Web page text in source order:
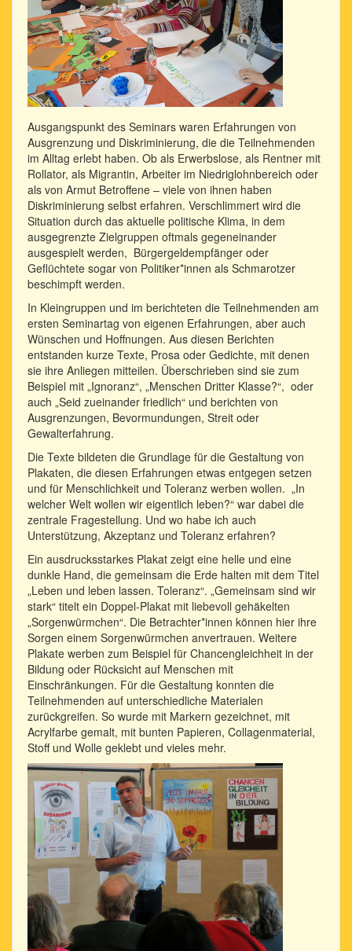
Ausgangspunkt des Seminars waren Erfahrungen von
Ausgrenzung und Diskriminierung, die die Teilnehmenden
im Alltag erlebt haben. Ob als Erwerbslose, als Rentner mit
Rollator, als Migrantin, Arbeiter im Niedriglohnbereich oder
als von Armut Betroffene – viele von ihnen haben
Diskriminierung selbst erfahren. Verschlimmert wird die
Situation durch das aktuelle politische Klima, in dem
ausgegrenzte Zielgruppen oftmals gegeneinander
ausgespielt werden, Bürgergeldempfänger oder
Geflüchtete sogar von Politiker*innen als Schmarotzer
beschimpft werden.
In Kleingruppen und im berichteten die Teilnehmenden am
ersten Seminartag von eigenen Erfahrungen, aber auch
Wünschen und Hoffnungen. Aus diesen Berichten
entstanden kurze Texte, Prosa oder Gedichte, mit denen
sie ihre Anliegen mitteilen. Überschrieben sind sie zum
Beispiel mit „Ignoranz“, „Menschen Dritter Klasse?“, oder
auch „Seid zueinander friedlich“ und berichten von
Ausgrenzungen, Bevormundungen, Streit oder
Gewalterfahrung.
Die Texte bildeten die Grundlage für die Gestaltung von
Plakaten, die diesen Erfahrungen etwas entgegen setzen
und für Menschlichkeit und Toleranz werben wollen. „In
welcher Welt wollen wir eigentlich leben?“ war dabei die
zentrale Fragestellung. Und wo habe ich auch
Unterstützung, Akzeptanz und Toleranz erfahren?
Ein ausdrucksstarkes Plakat zeigt eine helle und eine
dunkle Hand, die gemeinsam die Erde halten mit dem Titel
„Leben und leben lassen. Toleranz“. „Gemeinsam sind wir
stark“ titelt ein Doppel-Plakat mit liebevoll gehäkelten
„Sorgenwürmchen“. Die Betrachter*innen können hier ihre
Sorgen einem Sorgenwürmchen anvertrauen. Weitere
Plakate werben zum Beispiel für Chancengleichheit in der
Bildung oder Rücksicht auf Menschen mit
Einschränkungen. Für die Gestaltung konnten die
Teilnehmenden auf unterschiedliche Materialen
zurückgreifen. So wurde mit Markern gezeichnet, mit
Acrylfarbe gemalt, mit bunten Papieren, Collagenmaterial,
Stoff und Wolle geklebt und vieles mehr.